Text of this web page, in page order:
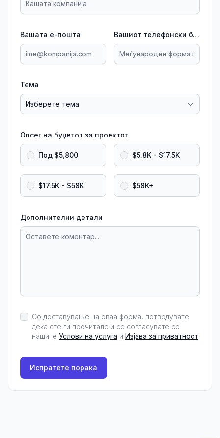
Вашата е-пошта Вашиот телефонски број
Тема
Опсег на буџетот за проектот
Под $5,800 $5.8K - $17.5K
$17.5K - $58K $58K+
Дополнителни детали
Со доставување на оваа форма, потврдувате
дека сте ги прочитале и се согласувате со
нашите Услови на услуга и Изјава за приватност.
Испратете порака